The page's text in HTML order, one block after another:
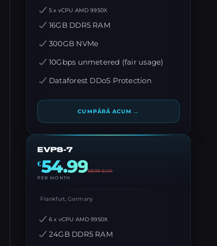
5 x vCPU AMD 9950X
16GB DDR5 RAM
300GB NVMe
10Gbps unmetered (fair usage)
Dataforest DDoS Protection
CUMPĂRĂ ACUM →
EVPS-7
€54.9968.99EUR
PER MONTH
Frankfurt, Germany
6 x vCPU AMD 9950X
24GB DDR5 RAM